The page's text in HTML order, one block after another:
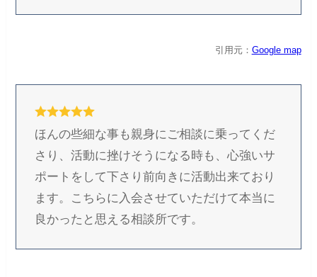
引用元： Google map
ほんの些細な事も親身にご相談に乗ってくだ
さり、活動に挫けそうになる時も、心強いサ
ポートをして下さり前向きに活動出来ており
ます。こちらに入会させていただけて本当に
良かったと思える相談所です。